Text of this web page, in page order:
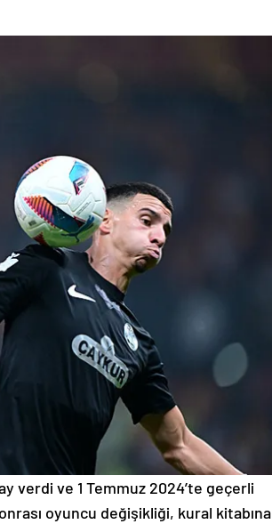
verdi ve 1 Temmuz 2024’te geçerli
oyuncu değişikliği, kural kitabına